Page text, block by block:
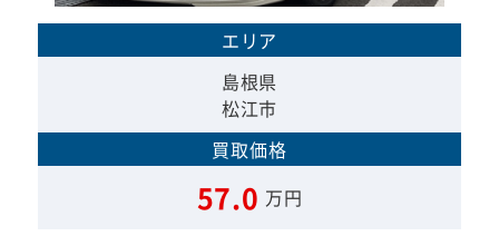
エリア
島根県
松江市
買取価格
57.0 万円